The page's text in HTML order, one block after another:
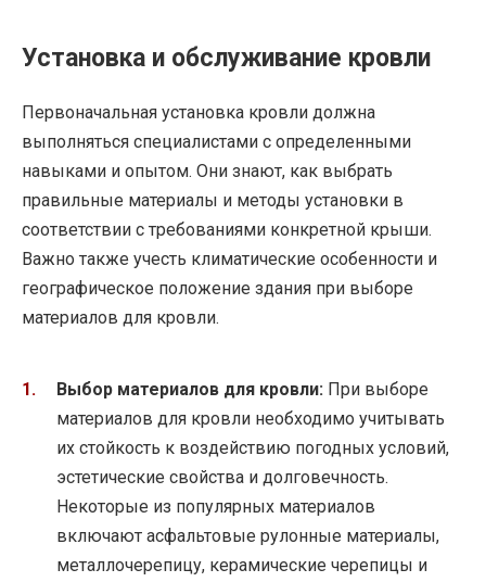
Установка и обслуживание кровли
Первоначальная установка кровли должна
выполняться специалистами с определенными
навыками и опытом. Они знают, как выбрать
правильные материалы и методы установки в
соответствии с требованиями конкретной крыши.
Важно также учесть климатические особенности и
географическое положение здания при выборе
материалов для кровли.
Выбор материалов для кровли: При выборе
материалов для кровли необходимо учитывать
их стойкость к воздействию погодных условий,
эстетические свойства и долговечность.
Некоторые из популярных материалов
включают асфальтовые рулонные материалы,
металлочерепицу, керамические черепицы и